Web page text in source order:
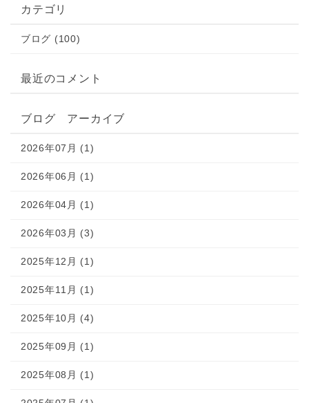
カテゴリ
ブログ (100)
最近のコメント
ブログ アーカイブ
2026年07月 (1)
2026年06月 (1)
2026年04月 (1)
2026年03月 (3)
2025年12月 (1)
2025年11月 (1)
2025年10月 (4)
2025年09月 (1)
2025年08月 (1)